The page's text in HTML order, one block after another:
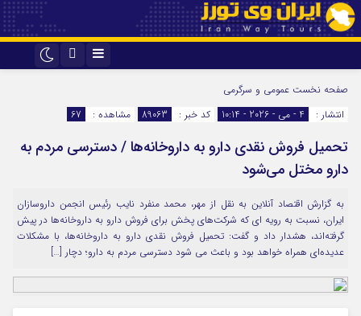
اینستاگرام
صفحه نخست عمومی و سرگرمی
انتشار :
4 - می - 2026 - 10:14 کد خبر : 89063 مشاهده : 67
تحمیل فروش نقدی دارو به داروخانه‌ها / دسترسی مردم به
دارو مختل می‌شود
به گزارش اقتصاد آنلاین به نقل از مهر، محمد منفرد نایب رئیس انجمن داروسازان
ایران، نسبت به رویه ای که شرکت‌های پخش برای فروش دارو به داروخانه‌ها در پیش
گرفته‌اند، هشدار داد و گفت: تحمیل فروش نقدی دارو به داروخانه‌ها، با مشکلات
عدیده‌ای همراه خواهد بود و باعث می شود دسترسی مردم به دارو؛ دچار […]